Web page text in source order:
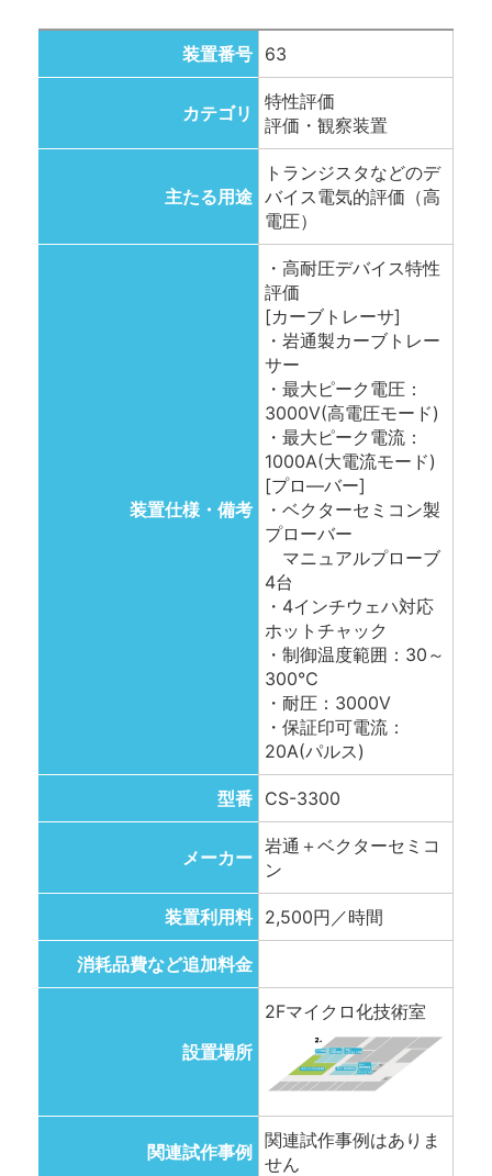
装置番号 63
カテゴリ
特性評価
評価・観察装置
主たる用途
トランジスタなどのデ
バイス電気的評価（高
電圧）
装置仕様・備考
・高耐圧デバイス特性
評価
[カーブトレーサ]
・岩通製カーブトレー
サー
・最大ピーク電圧：
3000V(高電圧モード)
・最大ピーク電流：
1000A(大電流モード)
[プロ―バー]
・ベクターセミコン製
プローバー
マニュアルプローブ
4台
・4インチウェハ対応
ホットチャック
・制御温度範囲：30～
300℃
・耐圧：3000V
・保証印可電流：
20A(パルス)
型番 CS-3300
メーカー
岩通＋ベクターセミコ
ン
装置利用料 2,500円／時間
消耗品費など追加料金
設置場所
2Fマイクロ化技術室
関連試作事例
関連試作事例はありま
せん